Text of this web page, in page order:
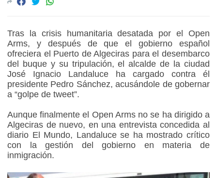
Tras la crisis humanitaria desatada por el Open
Arms, y después de que el gobierno español
ofreciera el Puerto de Algeciras para el desembarco
del buque y su tripulación, el alcalde de la ciudad
José Ignacio Landaluce ha cargado contra él
presidente Pedro Sánchez, acusándole de gobernar
a “golpe de tweet”.
Aunque finalmente el Open Arms no se ha dirigido a
Algeciras de nuevo, en una entrevista concedida al
diario El Mundo, Landaluce se ha mostrado crítico
con la gestión del gobierno en materia de
inmigración.